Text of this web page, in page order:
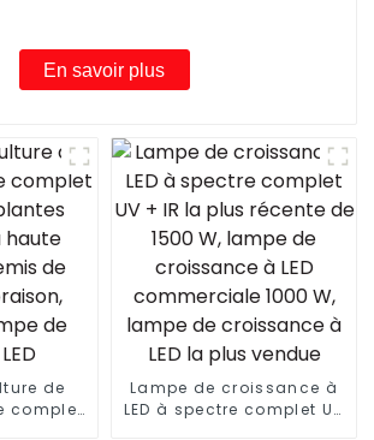
En savoir plus
de
complet
Lampe de croissance à
LED à spectre complet UV